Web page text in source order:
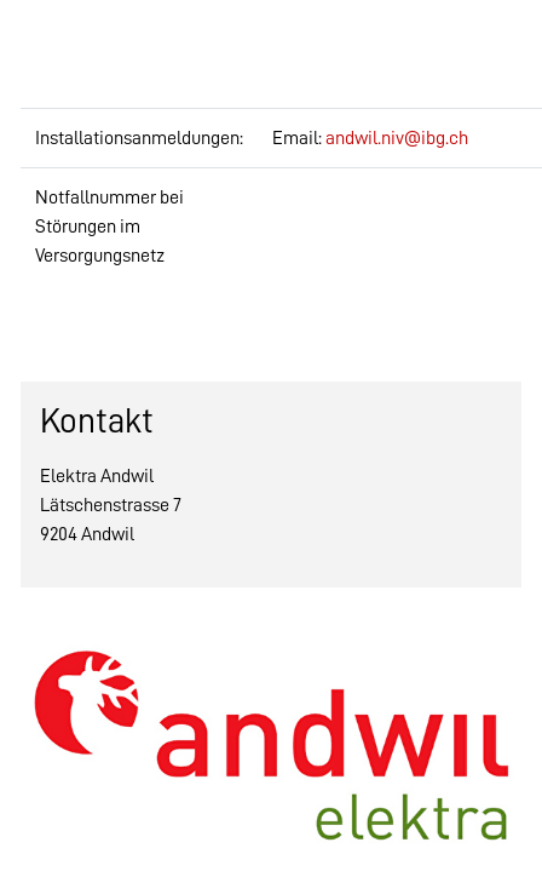
Installationsanmeldungen: Email:andwil.niv@ibg.ch
Notfallnummer bei
Störungen im
Versorgungsnetz
Kontakt
Elektra Andwil
Lätschenstrasse 7
9204 Andwil